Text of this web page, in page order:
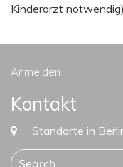
Kinderarzt notwendig).
Anmelden
Kontakt
Standorte in